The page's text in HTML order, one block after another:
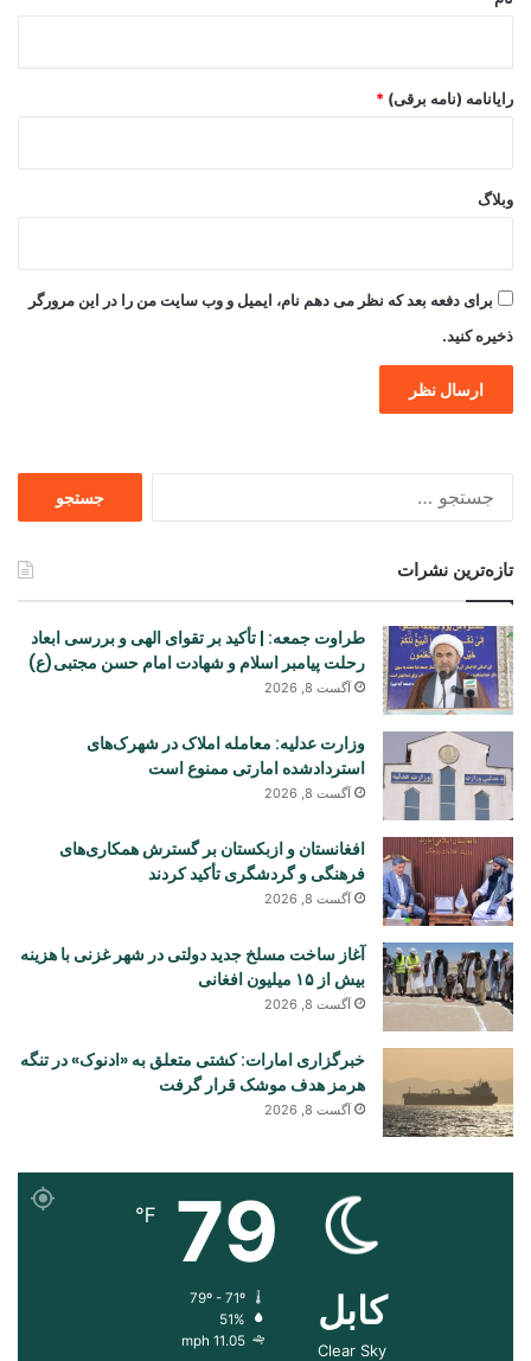
رایانامه (نامه برقی) *
وبلاگ
برای دفعه بعد که نظر می دهم نام، ایمیل و وب سایت من را در این مرورگر
ذخیره کنید.
تازه‌ترین نشرات
طراوت جمعه: | تأکید بر تقوای الهی و بررسی ابعاد
رحلت پیامبر اسلام و شهادت امام حسن مجتبی(ع)
آگست 8, 2026
وزارت عدلیه: معامله املاک در شهرک‌های
استردادشده امارتی ممنوع است
آگست 8, 2026
افغانستان و ازبکستان بر گسترش همکاری‌های
فرهنگی و گردشگری تأکید کردند
آگست 8, 2026
آغاز ساخت مسلخ جدید دولتی در شهر غزنی با هزینه
بیش از ۱۵ میلیون افغانی
آگست 8, 2026
خبرگزاری امارات: کشتی متعلق به «ادنوک» در تنگه
هرمز هدف موشک قرار گرفت
آگست 8, 2026
کابل
Clear Sky
79
℉
51%
11.05 mph